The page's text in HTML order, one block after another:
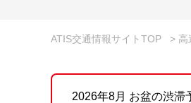
ATIS交通情報サイトTOP > 高
2026年8月 お盆の渋滞